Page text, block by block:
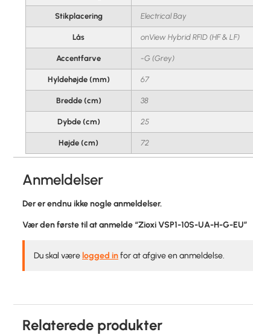
Stikplacering Electrical Bay
Lås onView Hybrid RFID (HF & LF)
Accentfarve -G (Grey)
Hyldehøjde (mm) 67
Bredde (cm) 38
Dybde (cm) 25
Højde (cm) 72
Anmeldelser
Der er endnu ikke nogle anmeldelser.
Vær den første til at anmelde “Zioxi VSP1-10S-UA-H-G-EU”
Du skal være logged infor at afgive en anmeldelse.
Relaterede produkter